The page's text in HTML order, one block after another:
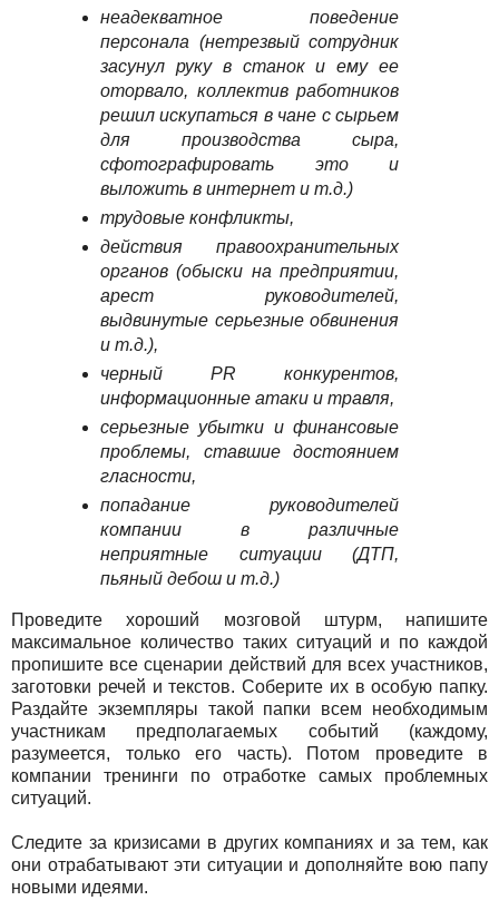
неадекватное поведение
персонала (нетрезвый сотрудник
засунул руку в станок и ему ее
оторвало, коллектив работников
решил искупаться в чане с сырьем
для производства сыра,
сфотографировать это и
выложить в интернет и т.д.)
трудовые конфликты,
действия правоохранительных
органов (обыски на предприятии,
арест руководителей,
выдвинутые серьезные обвинения
и т.д.),
черный PR конкурентов,
информационные атаки и травля,
серьезные убытки и финансовые
проблемы, ставшие достоянием
гласности,
попадание руководителей
компании в различные
неприятные ситуации (ДТП,
пьяный дебош и т.д.)
Проведите хороший мозговой штурм, напишите
максимальное количество таких ситуаций и по каждой
пропишите все сценарии действий для всех участников,
заготовки речей и текстов. Соберите их в особую папку.
Раздайте экземпляры такой папки всем необходимым
участникам предполагаемых событий (каждому,
разумеется, только его часть). Потом проведите в
компании тренинги по отработке самых проблемных
ситуаций.
Следите за кризисами в других компаниях и за тем, как
они отрабатывают эти ситуации и дополняйте вою папу
новыми идеями.